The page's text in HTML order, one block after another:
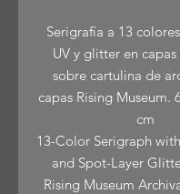
Serigrafía a 13
UV y glitter en
sobre cartulina de
capas Rising Museum.
cm
13-Color Serigraph
and Spot-Layer
Rising Museum